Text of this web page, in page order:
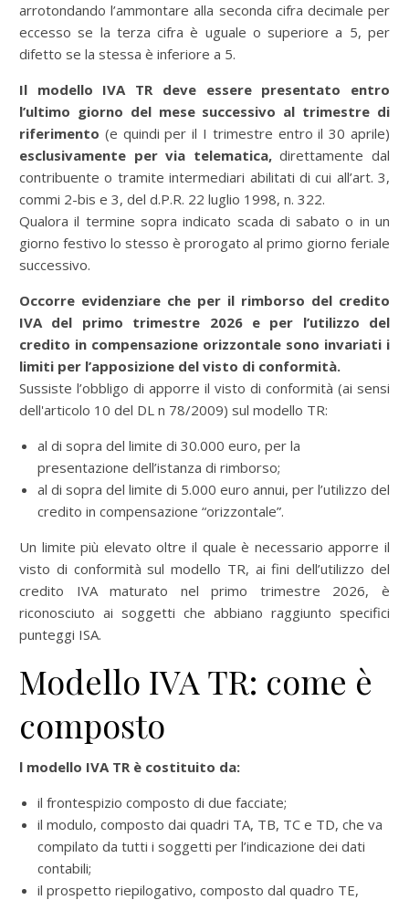
arrotondando l’ammontare alla seconda cifra decimale per
eccesso se la terza cifra è uguale o superiore a 5, per
difetto se la stessa è inferiore a 5.
Il modello IVA TR deve essere presentato entro
l’ultimo giorno del mese successivo al trimestre di
riferimento (e quindi per il I trimestre entro il 30 aprile)
esclusivamente per via telematica,direttamente dal
contribuente o tramite intermediari abilitati di cui all’art. 3,
commi 2-bis e 3, del d.P.R. 22 luglio 1998, n. 322.
Qualora il termine sopra indicato scada di sabato o in un
giorno festivo lo stesso è prorogato al primo giorno feriale
successivo.
Occorre evidenziare che per il rimborso del credito
IVA del primo trimestre 2026 e per l’utilizzo del
credito in compensazione orizzontale sono invariati i
limiti per l’apposizione del visto di conformità.
Sussiste l’obbligo di apporre il visto di conformità (ai sensi
dell'articolo 10 del DL n 78/2009) sul modello TR:
al di sopra del limite di 30.000 euro, per la
presentazione dell’istanza di rimborso;
al di sopra del limite di 5.000 euro annui, per l’utilizzo del
credito in compensazione “orizzontale”.
Un limite più elevato oltre il quale è necessario apporre il
visto di conformità sul modello TR, ai fini dell’utilizzo del
credito IVA maturato nel primo trimestre 2026, è
riconosciuto ai soggetti che abbiano raggiunto specifici
punteggi ISA.
Modello IVA TR: come è
composto
l modello IVA TR è costituito da:
il frontespizio composto di due facciate;
il modulo, composto dai quadri TA, TB, TC e TD, che va
compilato da tutti i soggetti per l’indicazione dei dati
contabili;
il prospetto riepilogativo, composto dal quadro TE,